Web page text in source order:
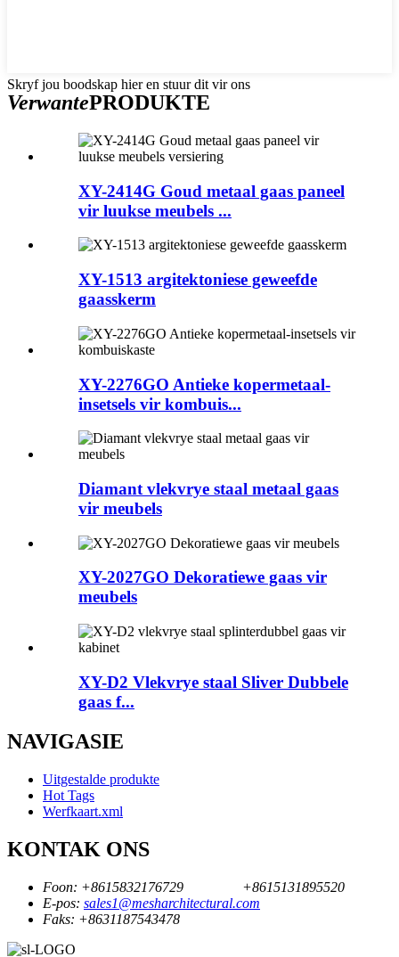
Skryf jou boodskap hier en stuur dit vir ons
VerwantePRODUKTE
XY-2414G Goud metaal gaas paneel
vir luukse meubels ...
XY-1513 argitektoniese geweefde
gaasskerm
XY-2276GO Antieke kopermetaal-
insetsels vir kombuis...
Diamant vlekvrye staal metaal gaas
vir meubels
XY-2027GO Dekoratiewe gaas vir
meubels
XY-D2 Vlekvrye staal Sliver Dubbele
gaas f...
NAVIGASIE
Uitgestalde produkte
Hot Tags
Werfkaart.xml
KONTAK ONS
Foon: +8615832176729
+8615131895520
E-pos: sales1@mesharchitectural.com
Faks: +8631187543478